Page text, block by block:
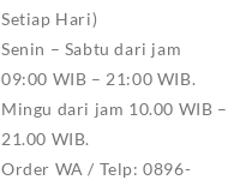
Setiap Hari)
Senin – Sabtu dari jam
09:00 WIB – 21:00 WIB.
Mingu dari jam 10.00 WIB –
21.00 WIB.
Order WA / Telp: 0896-